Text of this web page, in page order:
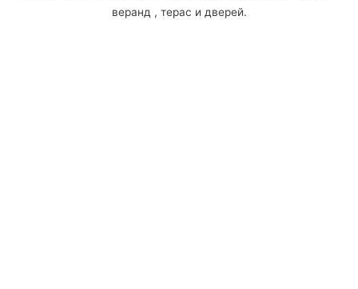
веранд , терас и дверей.